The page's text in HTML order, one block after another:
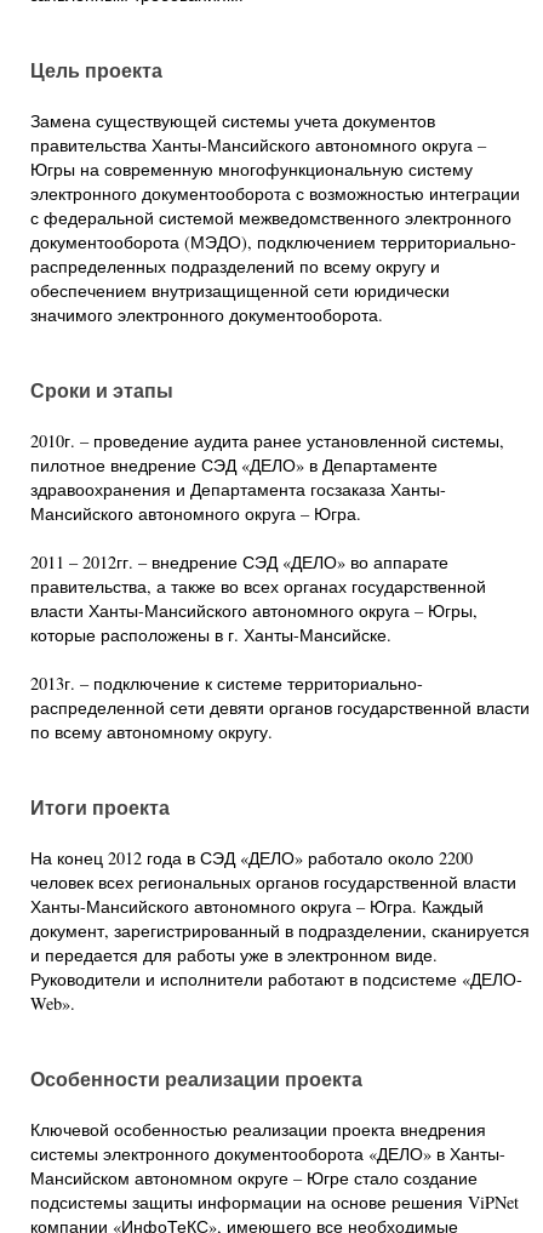
Цель проекта
Замена существующей системы учета документов
правительства Ханты-Мансийского автономного округа –
Югры на современную многофункциональную систему
электронного документооборота с возможностью интеграции
с федеральной системой межведомственного электронного
документооборота (МЭДО), подключением территориально-
распределенных подразделений по всему округу и
обеспечением внутризащищенной сети юридически
значимого электронного документооборота.
Сроки и этапы
2010г. – проведение аудита ранее установленной системы,
пилотное внедрение СЭД «ДЕЛО» в Департаменте
здравоохранения и Департамента госзаказа Ханты-
Мансийского автономного округа – Югра.
2011 – 2012гг. – внедрение СЭД «ДЕЛО» во аппарате
правительства, а также во всех органах государственной
власти Ханты-Мансийского автономного округа – Югры,
которые расположены в г. Ханты-Мансийске.
2013г. – подключение к системе территориально-
распределенной сети девяти органов государственной власти
по всему автономному округу.
Итоги проекта
На конец 2012 года в СЭД «ДЕЛО» работало около 2200
человек всех региональных органов государственной власти
Ханты-Мансийского автономного округа – Югра. Каждый
документ, зарегистрированный в подразделении, сканируется
и передается для работы уже в электронном виде.
Руководители и исполнители работают в подсистеме «ДЕЛО-
Web».
Особенности реализации проекта
Ключевой особенностью реализации проекта внедрения
системы электронного документооборота «ДЕЛО» в Ханты-
Мансийском автономном округе – Югре стало создание
подсистемы защиты информации на основе решения ViPNet
компании «ИнфоТеКС», имеющего все необходимые